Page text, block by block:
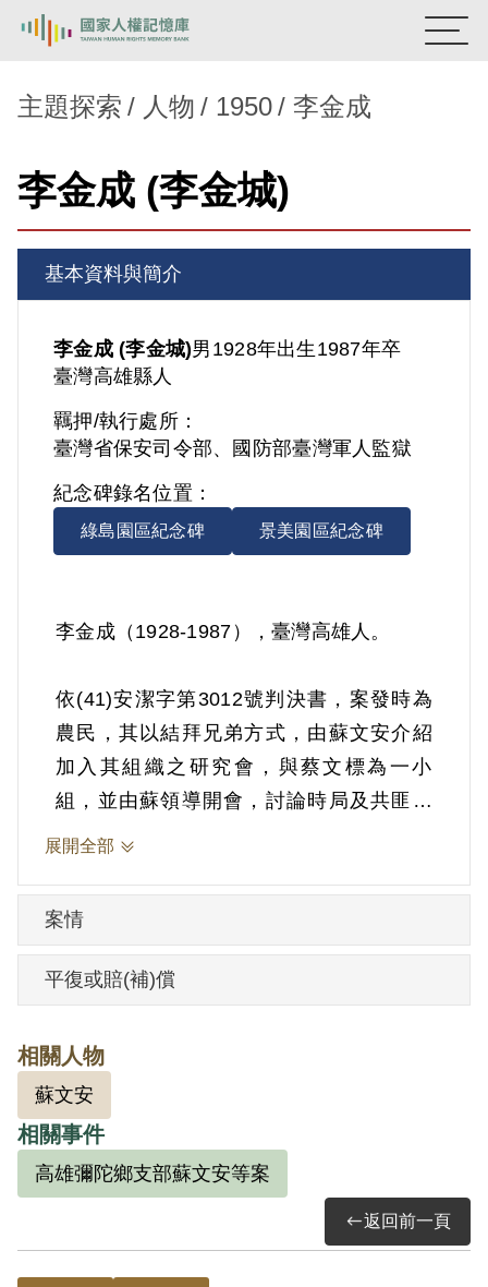
新生訓導處
蛋殼畫 送物單
主題探索
背景知識
關於我們
主題探索 人物 1950 李金成
李金成 (李金城)
基本資料與簡介
李金成 (李金城)男 1928年出生 1987年卒
臺灣高雄縣人
羈押/執行處所：
臺灣省保安司令部、國防部臺灣軍人監獄
紀念碑錄名位置：
綠島園區紀念碑 景美園區紀念碑
李金成（1928-1987），臺灣高雄人。
依(41)安潔字第3012號判決書，案發時為
農民，其以結拜兄弟方式，由蘇文安介紹
加入其組織之研究會，與蔡文標為一小
組，並由蘇領導開會，討論時局及共匪解
放臺灣、歪曲三七五減租等問題。1951年9
組織」判處有期徒刑10年。1961年9月12
日刑期結束，9月13日開釋。
請，其家屬於2000年1月再次提出申請，經
補償基金會併案審理，2001年7月經第2屆
第10次臨時董事會審核通過予以補償。補
償理由為原判決認定其參加叛亂之組織，
僅以其之自白為唯一依據，且原判決對其
所參加之組織其性質與目的均未詳查敘
明，此外無其他具體佐證，故認本案非有
展開全部
案情
平復或賠(補)償
相關人物
蘇文安
相關事件
高雄彌陀鄉支部蘇文安等案
返回前一頁